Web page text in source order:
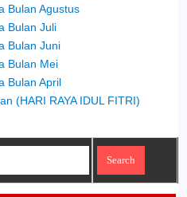
Bulan Agustus
Bulan Juli
Bulan Juni
Bulan Mei
Bulan April
(HARI RAYA IDUL FITRI)